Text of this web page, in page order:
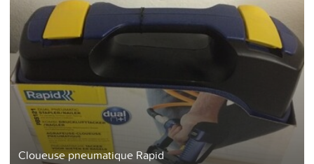
Cloueuse pneumatique Rapid